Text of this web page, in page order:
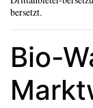
bersetzt.
Bio-